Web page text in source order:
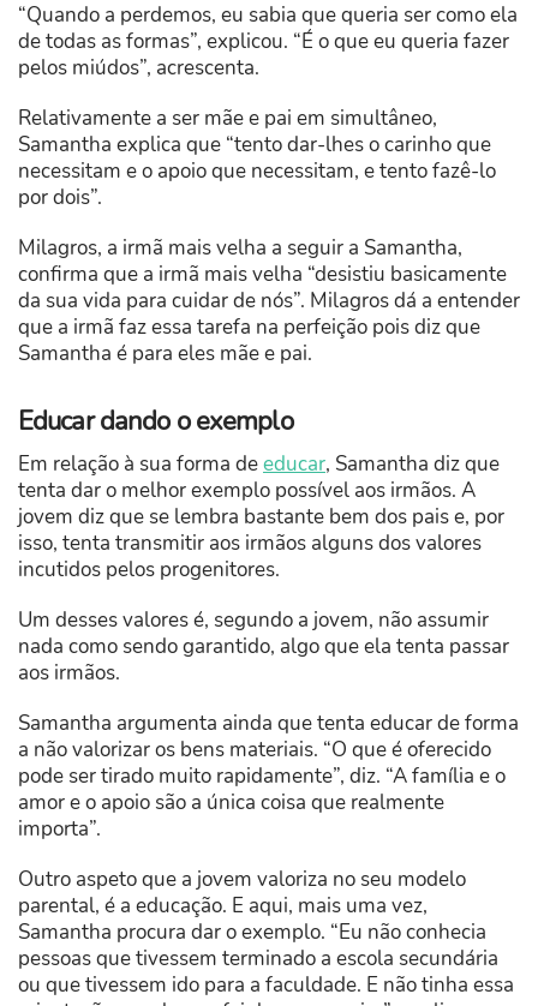
“Quando a perdemos, eu sabia que queria ser como ela
de todas as formas”, explicou. “É o que eu queria fazer
pelos miúdos”, acrescenta.
Relativamente a ser mãe e pai em simultâneo,
Samantha explica que “tento dar-lhes o carinho que
necessitam e o apoio que necessitam, e tento fazê-lo
por dois”.
Milagros, a irmã mais velha a seguir a Samantha,
confirma que a irmã mais velha “desistiu basicamente
da sua vida para cuidar de nós”. Milagros dá a entender
que a irmã faz essa tarefa na perfeição pois diz que
Samantha é para eles mãe e pai.
Educar dando o exemplo
Em relação à sua forma deeducar, Samantha diz que
tenta dar o melhor exemplo possível aos irmãos. A
jovem diz que se lembra bastante bem dos pais e, por
isso, tenta transmitir aos irmãos alguns dos valores
incutidos pelos progenitores.
Um desses valores é, segundo a jovem, não assumir
nada como sendo garantido, algo que ela tenta passar
aos irmãos.
Samantha argumenta ainda que tenta educar de forma
a não valorizar os bens materiais. “O que é oferecido
pode ser tirado muito rapidamente”, diz. “A família e o
amor e o apoio são a única coisa que realmente
importa”.
Outro aspeto que a jovem valoriza no seu modelo
parental, é a educação. E aqui, mais uma vez,
Samantha procura dar o exemplo. “Eu não conhecia
pessoas que tivessem terminado a escola secundária
ou que tivessem ido para a faculdade. E não tinha essa